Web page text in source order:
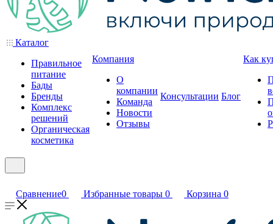
Каталог
Правильное
питание
Бады
Бренды
Комплекс
решений
Органическая
косметика
Компания
О
компании
Команда
Новости
Отзывы
Консультации Блог
Как
Сравнение0 Избранные товары 0 Корзина 0